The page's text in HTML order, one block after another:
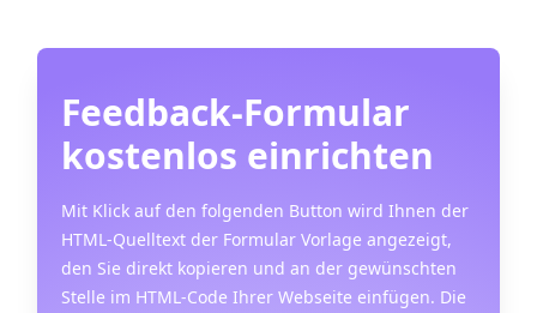
Feedback-Formular
kostenlos einrichten
Mit Klick auf den folgenden Button wird Ihnen der
HTML-Quelltext der Formular Vorlage angezeigt,
den Sie direkt kopieren und an der gewünschten
Stelle im HTML-Code Ihrer Webseite einfügen. Die